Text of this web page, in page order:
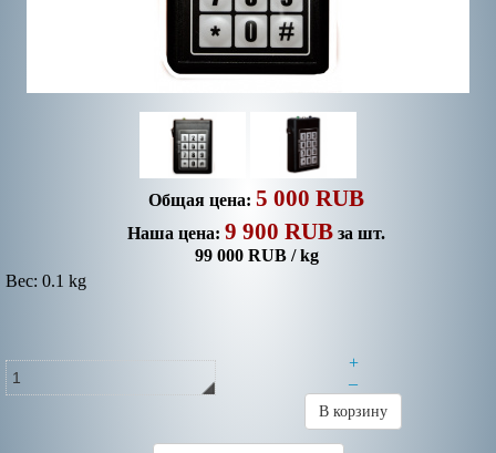
Общая цена: 5 000 RUB
Наша цена: 9 900 RUB за шт.
99 000 RUB / kg
Вес: 0.1 kg
+
–
В корзину